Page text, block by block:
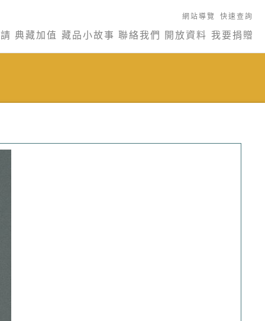
網站導覽 快速查詢
典藏加值 藏品小故事 聯絡我們 開放資料 我要捐贈